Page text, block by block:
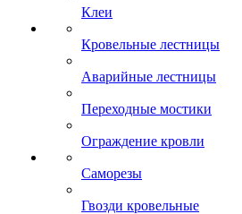
Клеи
Кровельные лестницы
Аварийные лестницы
Переходные мостики
Ограждение кровли
Саморезы
Гвозди кровельные